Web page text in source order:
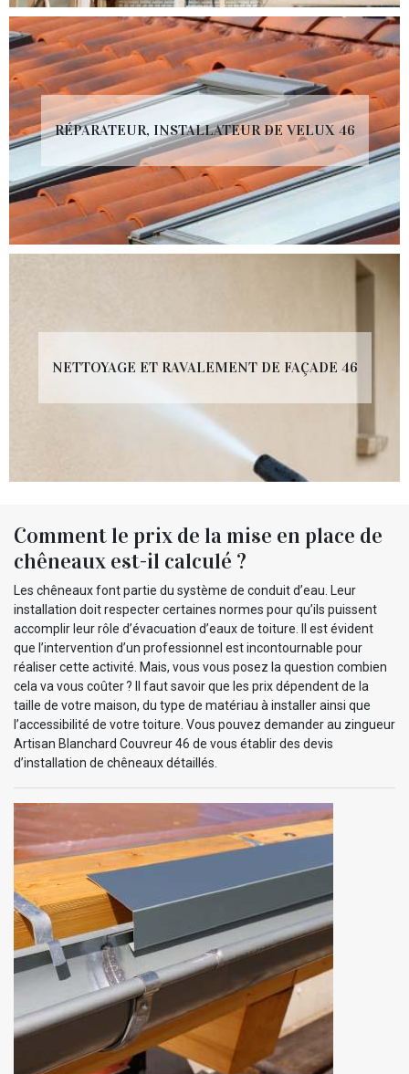
RÉPARATEUR, INSTALLATEUR DE VELUX 46
NETTOYAGE ET RAVALEMENT DE FAÇADE 46
Comment le prix de la mise en place de
chêneaux est-il calculé ?
Les chêneaux font partie du système de conduit d’eau. Leur
installation doit respecter certaines normes pour qu’ils puissent
accomplir leur rôle d’évacuation d’eaux de toiture. Il est évident
que l’intervention d’un professionnel est incontournable pour
réaliser cette activité. Mais, vous vous posez la question combien
cela va vous coûter ? Il faut savoir que les prix dépendent de la
taille de votre maison, du type de matériau à installer ainsi que
l’accessibilité de votre toiture. Vous pouvez demander au zingueur
Artisan Blanchard Couvreur 46 de vous établir des devis
d’installation de chêneaux détaillés.